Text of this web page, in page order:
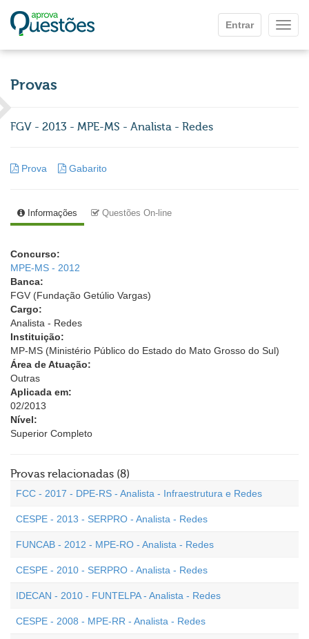
Entrar
Provas
FGV - 2013 - MPE-MS - Analista - Redes
Prova Gabarito
Informações Questões On-line
Concurso:
MPE-MS - 2012
Banca:
FGV (Fundação Getúlio Vargas)
Cargo:
Analista - Redes
Instituição:
MP-MS (Ministério Público do Estado do Mato Grosso do Sul)
Área de Atuação:
Outras
Aplicada em:
02/2013
Nível:
Superior Completo
Provas relacionadas (8)
FCC - 2017 - DPE-RS - Analista - Infraestrutura e Redes
CESPE - 2013 - SERPRO - Analista - Redes
FUNCAB - 2012 - MPE-RO - Analista - Redes
CESPE - 2010 - SERPRO - Analista - Redes
IDECAN - 2010 - FUNTELPA - Analista - Redes
CESPE - 2008 - MPE-RR - Analista - Redes